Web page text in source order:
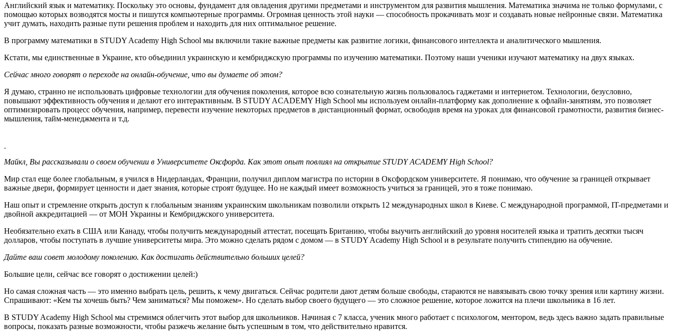
Английский язык и математику. Поскольку это основы, фундамент для овладения другими предметами и инструментом для развития мышления. Математика значима не только формулами, с
помощью которых возводятся мосты и пишутся компьютерные программы. Огромная ценность этой науки — способность прокачивать мозг и создавать новые нейронные связи. Математика
учит думать, находить разные пути решения проблем и находить для них оптимальное решение.
В программу математики в STUDY Academy High School мы включили такие важные предметы как развитие логики, финансового интеллекта и аналитического мышления.
Кстати, мы единственные в Украине, кто объединил украинскую и кембриджскую программы по изучению математики. Поэтому наши ученики изучают математику на двух языках.
Сейчас много говорят о переходе на онлайн-обучение, что вы думаете об этом?
Я думаю, странно не использовать цифровые технологии для обучения поколения, которое всю сознательную жизнь пользовалось гаджетами и интернетом. Технологии, безусловно,
повышают эффективность обучения и делают его интерактивным. В STUDY ACADEMY High School мы используем онлайн-платформу как дополнение к офлайн-занятиям, это позволяет
оптимизировать процесс обучения, например, перевести изучение некоторых предметов в дистанционный формат, освободив время на уроках для финансовой грамотности, развития бизнес-
мышления, тайм-менеджмента и т.д.
Майкл, Вы рассказывали о своем обучении в Университете Оксфорда. Как этот опыт повлиял на открытие STUDY ACADEMY High School?
Мир стал еще более глобальным, я учился в Нидерландах, Франции, получил диплом магистра по истории в Оксфордском университете. Я понимаю, что обучение за границей открывает
важные двери, формирует ценности и дает знания, которые строят будущее. Но не каждый имеет возможность учиться за границей, это я тоже понимаю.
Наш опыт и стремление открыть доступ к глобальным знаниям украинским школьникам позволили открыть 12 международных школ в Киеве. С международной программой, IT-предметами и
двойной аккредитацией — от МОН Украины и Кембриджского университета.
Необязательно ехать в США или Канаду, чтобы получить международный аттестат, посещать Британию, чтобы выучить английский до уровня носителей языка и тратить десятки тысяч
долларов, чтобы поступать в лучшие университеты мира. Это можно сделать рядом с домом — в STUDY Academy High School и в результате получить стипендию на обучение.
Дайте ваш совет молодому поколению. Как достигать действительно больших целей?
Большие цели, сейчас все говорят о достижении целей:)
Но самая сложная часть — это именно выбрать цель, решить, к чему двигаться. Сейчас родители дают детям больше свободы, стараются не навязывать свою точку зрения или картину жизни.
Спрашивают: «Кем ты хочешь быть? Чем заниматься? Мы поможем». Но сделать выбор своего будущего — это сложное решение, которое ложится на плечи школьника в 16 лет.
В STUDY Academy High School мы стремимся облегчить этот выбор для школьников. Начиная с 7 класса, ученик много работает с психологом, ментором, ведь здесь важно задать правильные
вопросы, показать разные возможности, чтобы разжечь желание быть успешным в том, что действительно нравится.